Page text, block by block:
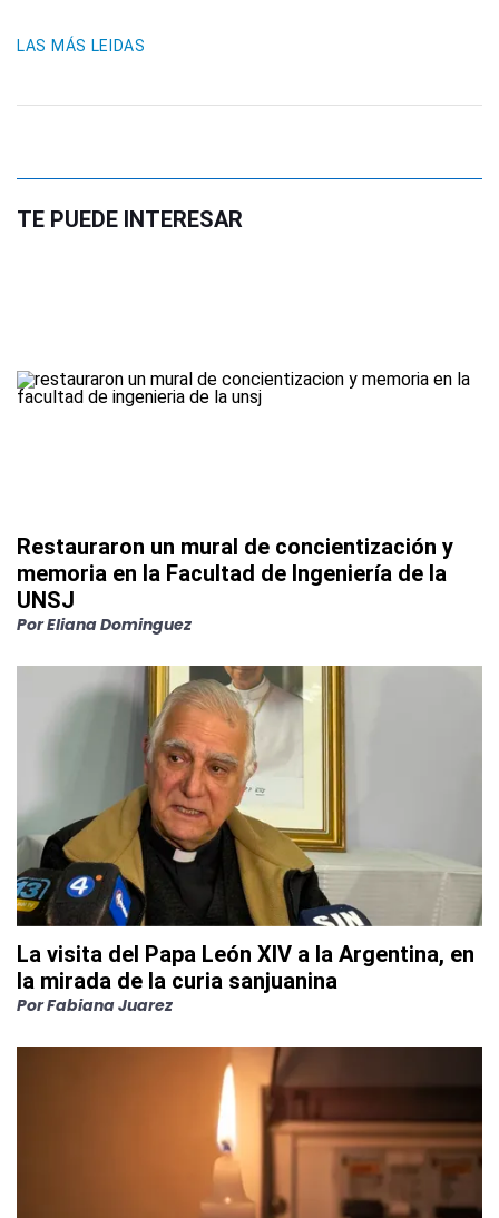
LAS MÁS LEIDAS
TE PUEDE INTERESAR
Restauraron un mural de concientización y
memoria en la Facultad de Ingeniería de la
UNSJ
PorEliana Dominguez
La visita del Papa León XIV a la Argentina, en
la mirada de la curia sanjuanina
PorFabiana Juarez